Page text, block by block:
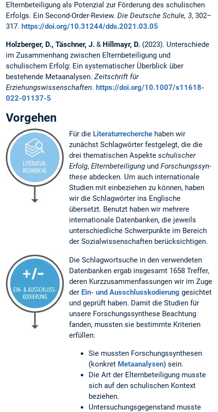
Elternbeteiligung als Potenzial zur Förderung des schulischen
Erfolgs. Ein Second-Order-Review. Die Deutsche Schule, 3, 302–
317. https://doi.org/10.31244/dds.2021.03.05
Holzberger, D., Täschner, J. & Hillmayr, D. (2023). Unterschiede
im Zusammenhang zwischen Elternbeteiligung und
schulischem Erfolg: Ein systematischer Überblick über
bestehende Metaanalysen. Zeitschrift für
Erziehungswissenschaften. https://doi.org/10.1007/s11618-
022-01137-5
Vorgehen
Für die Literaturrecherche haben wir
zunächst Schlagwörter festgelegt, die die
drei thematischen Aspekte schulischer
Erfolg, Elternbeteiligung und Forschungssyn­
these abdecken. Um auch internationale
Studien mit einbeziehen zu können, haben
wir die Schlagwörter ins Englische
übersetzt. Benutzt haben wir mehrere
internationale Datenbanken, die jeweils
unterschiedliche Schwerpunkte im Bereich
der Sozialwissenschaften berücksichtigen.
Die Schlagwortsuche in den verwendeten
Datenbanken ergab insgesamt 1658 Treffer,
deren Kurzzusammenfassungen wir im Zuge
der Ein- und Ausschlusskodierung gesichtet
und geprüft haben. Damit die Studien für
unsere Forschungssynthese Beachtung
fanden, mussten sie bestimmte Kriterien
erfüllen:
Sie mussten Forschungssynthesen
(konkret Metaanalysen) sein.
Die Art der Elternbeteiligung musste
sich auf den schulischen Kontext
beziehen.
Untersuchungsgegenstand musste